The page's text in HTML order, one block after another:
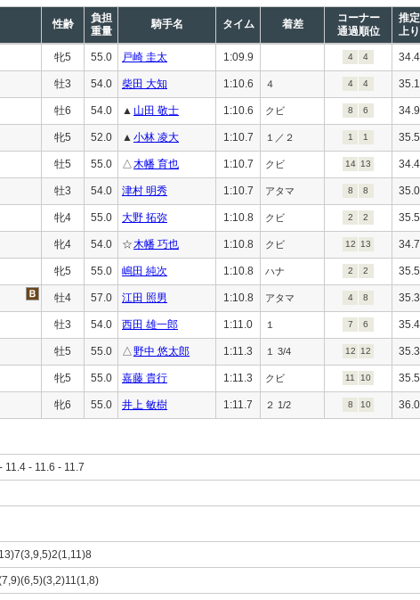
性齢
負担
重量
騎手名 タイム 着差
コーナー
通過順位
推定
上り
牝5 55.0 戸崎 圭太 1:09.9 4 4 34.4
牡3 54.0 柴田 大知 1:10.6 ４ 4 4 35.1
牡6 54.0 ▲ 山田 敬士 1:10.6 クビ 8 6 34.9
牝5 52.0 ▲ 小林 凌大 1:10.7 １／２ 1 1 35.5
牡5 55.0 △木幡 育也 1:10.7 クビ 14 13 34.4
牡3 54.0 津村 明秀 1:10.7 アタマ 8 8 35.0
牝4 55.0 大野 拓弥 1:10.8 クビ 2 2 35.5
牝4 54.0 ☆木幡 巧也 1:10.8 クビ 12 13 34.7
牝5 55.0 嶋田 純次 1:10.8 ハナ 2 2 35.5
牡4 57.0 江田 照男 1:10.8 アタマ 4 8 35.3
牡3 54.0 西田 雄一郎 1:11.0 １ 7 6 35.4
牡5 55.0 △野中 悠太郎 1:11.3 １ 3/4 12 12 35.3
牝5 55.0 嘉藤 貴行 1:11.3 クビ 11 10 35.5
牝6 55.0 井上 敏樹 1:11.7 ２ 1/2 8 10 36.0
11.4 - 11.6 - 11.7